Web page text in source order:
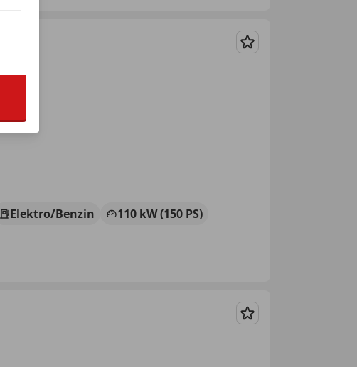
Merken
Elektro/Benzin
110 kW (150 PS)
Merken